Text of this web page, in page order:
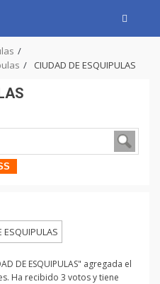
CIUDAD DE ESQUIPULAS
DE ESQUIPULAS" agregada el
Ha recibido 3 votos y tiene